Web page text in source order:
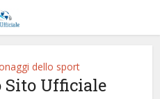
dello sport
Sito Ufficiale